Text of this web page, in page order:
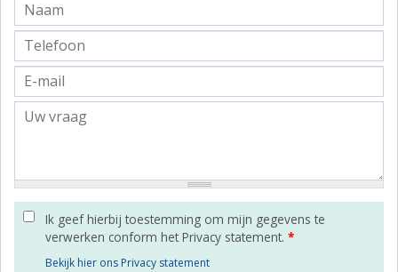
Ik geef hierbij toestemming om mijn gegevens te
verwerken conform het Privacy statement. *
Bekijk hier ons Privacy statement